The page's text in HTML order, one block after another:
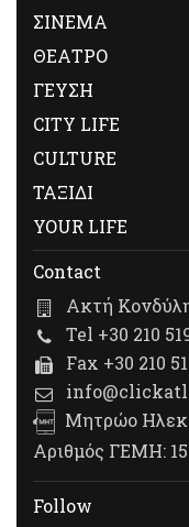
ΣΙΝΕΜΑ
ΘΕΑΤΡΟ
ΓΕΥΣΗ
CITY LIFE
CULTURE
ΤΑΞΙΔΙ
YOUR LIFE
Contact
Ακτή
Tel +30 210
Fax +30 210
Μητρώο
Αριθμός ΓΕΜΗ:
Follow